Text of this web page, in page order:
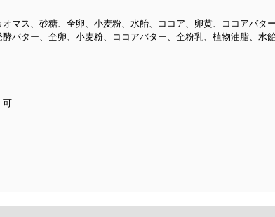
マス、砂糖、全卵、小麦粉、水飴、ココア、卵黄、ココアバ
バター、全卵、小麦粉、ココアバター、全粉乳、植物油脂、
可